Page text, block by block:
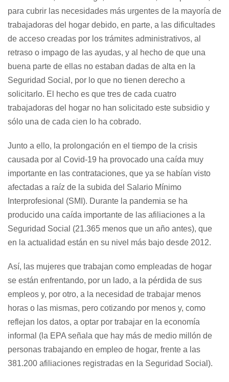
para cubrir las necesidades más urgentes de la mayoría de
trabajadoras del hogar debido, en parte, a las dificultades
de acceso creadas por los trámites administrativos, al
retraso o impago de las ayudas, y al hecho de que una
buena parte de ellas no estaban dadas de alta en la
Seguridad Social, por lo que no tienen derecho a
solicitarlo. El hecho es que tres de cada cuatro
trabajadoras del hogar no han solicitado este subsidio y
sólo una de cada cien lo ha cobrado.
Junto a ello, la prolongación en el tiempo de la crisis
causada por al Covid-19 ha provocado una caída muy
importante en las contrataciones, que ya se habían visto
afectadas a raíz de la subida del Salario Mínimo
Interprofesional (SMI). Durante la pandemia se ha
producido una caída importante de las afiliaciones a la
Seguridad Social (21.365 menos que un año antes), que
en la actualidad están en su nivel más bajo desde 2012.
Así, las mujeres que trabajan como empleadas de hogar
se están enfrentando, por un lado, a la pérdida de sus
empleos y, por otro, a la necesidad de trabajar menos
horas o las mismas, pero cotizando por menos y, como
reflejan los datos, a optar por trabajar en la economía
informal (la EPA señala que hay más de medio millón de
personas trabajando en empleo de hogar, frente a las
381.200 afiliaciones registradas en la Seguridad Social).